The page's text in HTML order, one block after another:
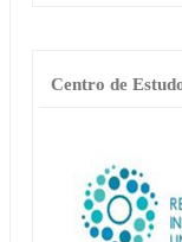
Centro de